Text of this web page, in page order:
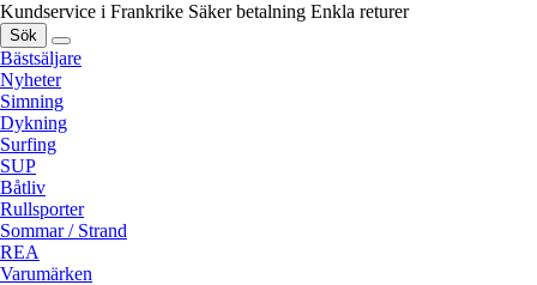
Kundservice i Frankrike Säker betalning Enkla returer
Sök
Bästsäljare
Nyheter
Simning
Dykning
Surfing
SUP
Båtliv
Rullsporter
Sommar / Strand
REA
Varumärken